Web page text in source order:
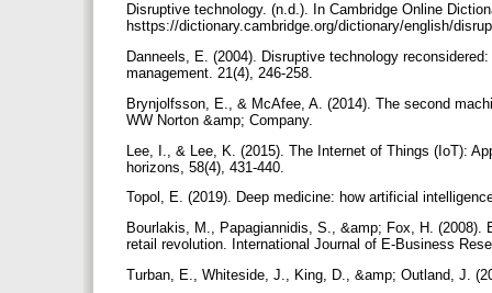
Disruptive technology. (n.d.). In Cambridge Online
hsttps://dictionary.cambridge.org/dictionary/english/
Danneels, E. (2004). Disruptive technology
management. 21(4), 246-258.
Brynjolfsson, E., & McAfee, A. (2014). The second
WW Norton &amp; Company.
Lee, I., & Lee, K. (2015). The Internet of Things (IoT):
horizons, 58(4), 431-440.
Topol, E. (2019). Deep medicine: how artificial
Bourlakis, M., Papagiannidis, S., &amp; Fox, H.
retail revolution. International Journal of E-Business
Turban, E., Whiteside, J., King, D., &amp; Outland, J.